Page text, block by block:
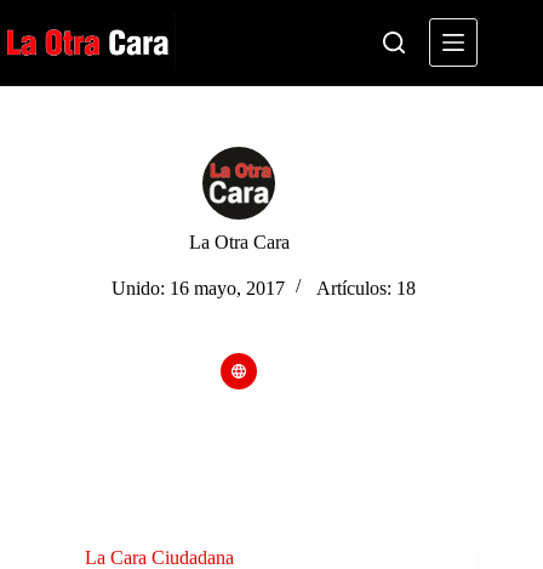
al
contenido
La Otra Cara
Unido: 16 mayo, 2017 Artículos: 18
La Cara Ciudadana